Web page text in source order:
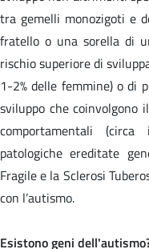
tra gemelli monozigoti e
fratello o una sorella di
rischio superiore di
1-2% delle femmine) o di
sviluppo che coinvolgono
comportamentali
patologiche ereditate
Fragile e la Sclerosi
con l’autismo.
Esistono geni